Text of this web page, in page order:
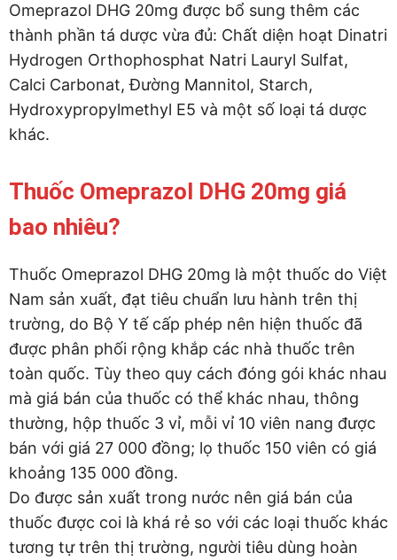
Omeprazol DHG 20mg được bổ sung thêm các
thành phần tá dược vừa đủ: Chất diện hoạt Dinatri
Hydrogen Orthophosphat Natri Lauryl Sulfat,
Calci Carbonat, Đường Mannitol, Starch,
Hydroxypropylmethyl E5 và một số loại tá dược
khác.
Thuốc Omeprazol DHG 20mg giá
bao nhiêu?
Thuốc Omeprazol DHG 20mg là một thuốc do Việt
Nam sản xuất, đạt tiêu chuẩn lưu hành trên thị
trường, do Bộ Y tế cấp phép nên hiện thuốc đã
được phân phối rộng khắp các nhà thuốc trên
toàn quốc. Tùy theo quy cách đóng gói khác nhau
mà giá bán của thuốc có thể khác nhau, thông
thường, hộp thuốc 3 vỉ, mỗi vỉ 10 viên nang được
bán với giá 27 000 đồng; lọ thuốc 150 viên có giá
khoảng 135 000 đồng.
Do được sản xuất trong nước nên giá bán của
thuốc được coi là khá rẻ so với các loại thuốc khác
tương tự trên thị trường, người tiêu dùng hoàn